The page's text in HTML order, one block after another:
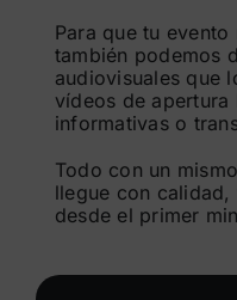
Para que tu
también podemos
audiovisuales que
vídeos de apertura
informativas o
Todo con un
llegue con
desde el primer